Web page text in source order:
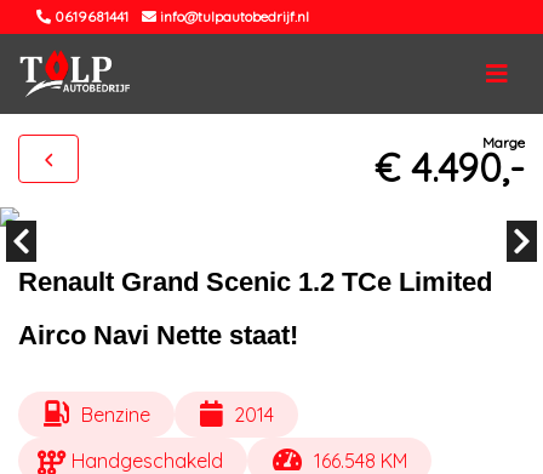
0619681441 info@tulpautobedrijf.nl
Marge
€ 4.490,-
Renault Grand Scenic 1.2 TCe Limited
Airco Navi Nette staat!
Benzine
2014
Handgeschakeld
166.548 KM